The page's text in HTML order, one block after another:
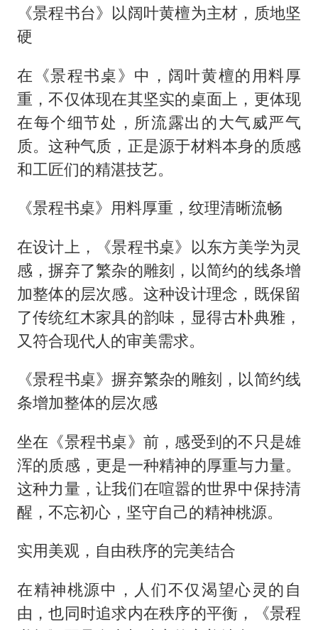
《景程书台》以阔叶黄檀为主材，质地坚
硬
在《景程书桌》中，阔叶黄檀的用料厚
重，不仅体现在其坚实的桌面上，更体现
在每个细节处，所流露出的大气威严气
质。这种气质，正是源于材料本身的质感
和工匠们的精湛技艺。
《景程书桌》用料厚重，纹理清晰流畅
在设计上，《景程书桌》以东方美学为灵
感，摒弃了繁杂的雕刻，以简约的线条增
加整体的层次感。这种设计理念，既保留
了传统红木家具的韵味，显得古朴典雅，
又符合现代人的审美需求。
《景程书桌》摒弃繁杂的雕刻，以简约线
条增加整体的层次感
坐在《景程书桌》前，感受到的不只是雄
浑的质感，更是一种精神的厚重与力量。
这种力量，让我们在喧嚣的世界中保持清
醒，不忘初心，坚守自己的精神桃源。
实用美观，自由秩序的完美结合
在精神桃源中，人们不仅渴望心灵的自
由，也同时追求内在秩序的平衡，《景程